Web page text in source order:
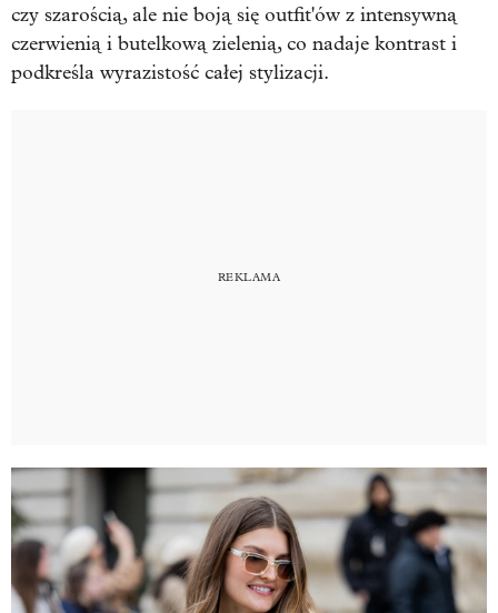
czy szarością, ale nie boją się outfit'ów z intensywną
czerwienią i butelkową zielenią, co nadaje kontrast i
podkreśla wyrazistość całej stylizacji.